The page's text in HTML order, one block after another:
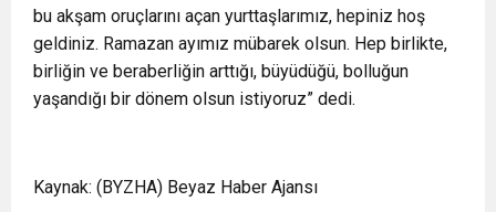
bu akşam oruçlarını açan yurttaşlarımız, hepiniz hoş
geldiniz. Ramazan ayımız mübarek olsun. Hep birlikte,
birliğin ve beraberliğin arttığı, büyüdüğü, bolluğun
yaşandığı bir dönem olsun istiyoruz” dedi.
Kaynak: (BYZHA) Beyaz Haber Ajansı